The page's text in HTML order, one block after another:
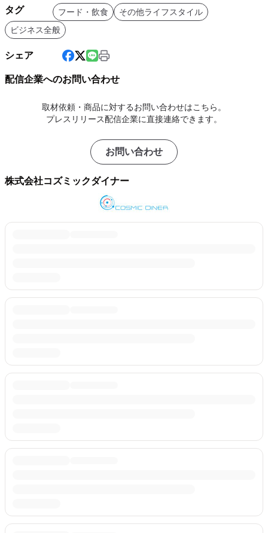
タグ フード・飲食
その他ライフスタイル
ビジネス全般
シェア
配信企業へのお問い合わせ
取材依頼・商品に対するお問い合わせはこちら。
プレスリリース配信企業に直接連絡できます。
お問い合わせ
株式会社コズミックダイナー